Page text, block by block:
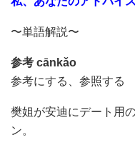
〜単語解説〜
参考 cānkǎo
参考にする、参照する
樊姐が安迪にデート用
ン。